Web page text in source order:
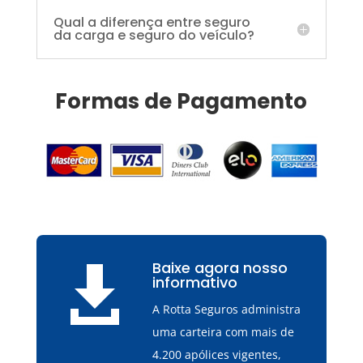
Qual a diferença entre seguro
da carga e seguro do veículo?
Formas de Pagamento
 Baixe agora nosso
informativo
A Rotta Seguros administra
uma carteira com mais de
4.200 apólices vigentes,